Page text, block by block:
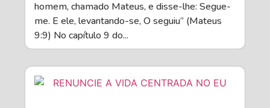
homem, chamado Mateus, e disse-lhe: Segue-
me. E ele, levantando-se, O seguiu” (Mateus
9:9) No capítulo 9 do...